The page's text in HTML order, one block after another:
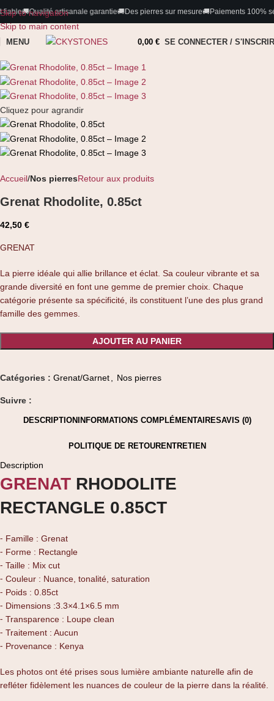
Skip to navigation
Skip to main content
garantie🚚Des pierres sur mesure🚚Paiements 100% sécurisés pour
MENU 0,00 € SE CONNECTER /
Cliquez pour agrandir
Accueil Nos pierresRetour aux produits
Grenat Rhodolite, 0.85ct
42,50 €
GRENAT
La pierre idéale qui allie brillance et éclat. Sa couleur vibrante et sa
grande diversité en font une gemme de premier choix. Chaque
catégorie présente sa spécificité, ils constituent l’une des plus grand
famille des gemmes.
AJOUTER AU PANIER
Catégories : Grenat/Garnet Nos pierres
Suivre :
DESCRIPTIONINFORMATIONS COMPLÉMENTAIRESAVIS (0)
POLITIQUE DE RETOURENTRETIEN
Description
GRENAT RHODOLITE
RECTANGLE 0.85CT
⁃ Famille : Grenat
⁃ Forme : Rectangle
⁃ Taille : Mix cut
⁃ Couleur : Nuance, tonalité, saturation
⁃ Poids : 0.85ct
⁃ Dimensions :3.3×4.1×6.5 mm
⁃ Transparence : Loupe clean
⁃ Traitement : Aucun
⁃ Provenance : Kenya
Les photos ont été prises sous lumière ambiante naturelle afin de
refléter fidèlement les nuances de couleur de la pierre dans la réalité.